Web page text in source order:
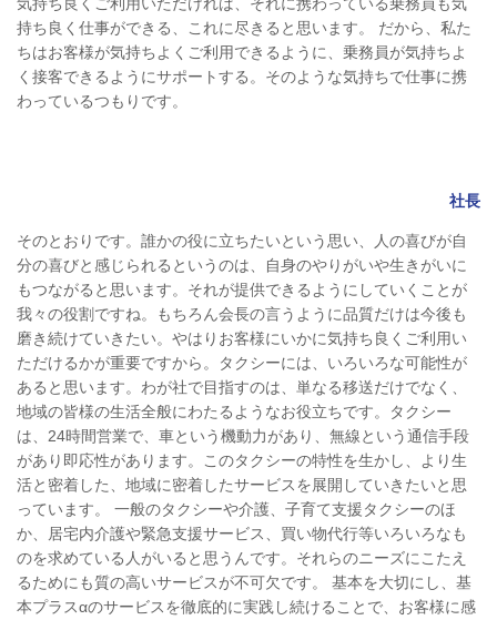
持ち良く仕事ができる、これに尽きると思います。 だから、私た
ちはお客様が気持ちよくご利用できるように、乗務員が気持ちよ
く接客できるようにサポートする。そのような気持ちで仕事に携
わっているつもりです。
社長
そのとおりです。誰かの役に立ちたいという思い、人の喜びが自
分の喜びと感じられるというのは、自身のやりがいや生きがいに
もつながると思います。それが提供できるようにしていくことが
我々の役割ですね。もちろん会長の言うように品質だけは今後も
磨き続けていきたい。やはりお客様にいかに気持ち良くご利用い
ただけるかが重要ですから。タクシーには、いろいろな可能性が
あると思います。わが社で目指すのは、単なる移送だけでなく、
地域の皆様の生活全般にわたるようなお役立ちです。タクシー
は、24時間営業で、車という機動力があり、無線という通信手段
があり即応性があります。このタクシーの特性を生かし、より生
活と密着した、地域に密着したサービスを展開していきたいと思
っています。 一般のタクシーや介護、子育て支援タクシーのほ
か、居宅内介護や緊急支援サービス、買い物代行等いろいろなも
のを求めている人がいると思うんです。それらのニーズにこたえ
るためにも質の高いサービスが不可欠です。 基本を大切にし、基
本プラスαのサービスを徹底的に実践し続けることで、お客様に感